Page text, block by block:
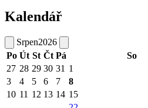
Kalendář
Srpen2026
Po Út St Čt Pá So
27 28 29 30 31 1
3
4 5 6 7 8
10 11 12 13 14 15